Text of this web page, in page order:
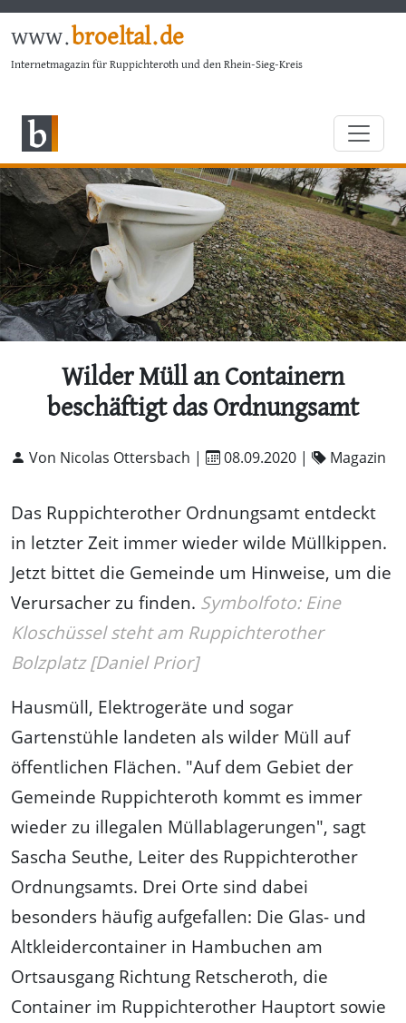
www.broeltal.de
Internetmagazin für Ruppichteroth und den Rhein-Sieg-Kreis
Wilder Müll an Containern
beschäftigt das Ordnungsamt
Von Nicolas Ottersbach | 08.09.2020 | Magazin
Das Ruppichterother Ordnungsamt entdeckt
in letzter Zeit immer wieder wilde Müllkippen.
Jetzt bittet die Gemeinde um Hinweise, um die
Verursacher zu finden. Symbolfoto: Eine
Kloschüssel steht am Ruppichterother
Bolzplatz [Daniel Prior]
Hausmüll, Elektrogeräte und sogar
Gartenstühle landeten als wilder Müll auf
öffentlichen Flächen. "Auf dem Gebiet der
Gemeinde Ruppichteroth kommt es immer
wieder zu illegalen Müllablagerungen", sagt
Sascha Seuthe, Leiter des Ruppichterother
Ordnungsamts. Drei Orte sind dabei
besonders häufig aufgefallen: Die Glas- und
Altkleidercontainer in Hambuchen am
Ortsausgang Richtung Retscheroth, die
Container im Ruppichterother Hauptort sowie